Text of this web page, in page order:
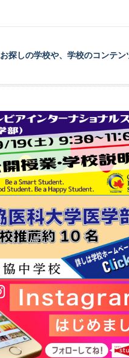
お探しの学校や、学校のコンテン